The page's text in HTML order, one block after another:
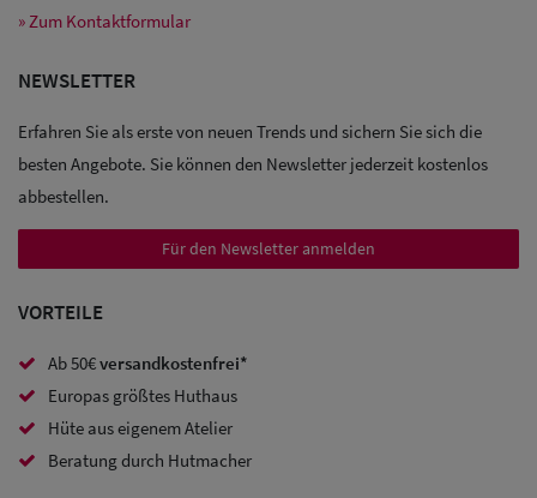
Sale: Caps
» Zum Kontaktformular
NEWSLETTER
Erfahren Sie als erste von neuen Trends und sichern Sie sich die
besten Angebote. Sie können den Newsletter jederzeit kostenlos
abbestellen.
Für den Newsletter anmelden
VORTEILE
Ab 50€versandkostenfrei*
Europas größtes Huthaus
Hüte aus eigenem Atelier
Beratung durch Hutmacher